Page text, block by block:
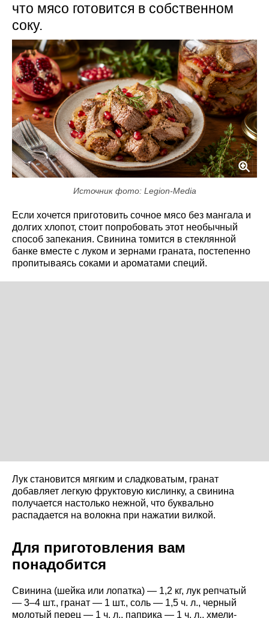
что мясо готовится в собственном
соку.
Источник фото: Legion-Media
Если хочется приготовить сочное мясо без мангала и
долгих хлопот, стоит попробовать этот необычный
способ запекания. Свинина томится в стеклянной
банке вместе с луком и зернами граната, постепенно
пропитываясь соками и ароматами специй.
Лук становится мягким и сладковатым, гранат
добавляет легкую фруктовую кислинку, а свинина
получается настолько нежной, что буквально
распадается на волокна при нажатии вилкой.
Для приготовления вам
понадобится
Свинина (шейка или лопатка) — 1,2 кг, лук репчатый
— 3–4 шт., гранат — 1 шт., соль — 1,5 ч. л., черный
молотый перец — 1 ч. л., паприка — 1 ч. л., хмели-